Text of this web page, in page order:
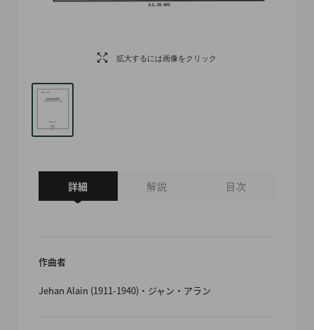
拡大するには画像をクリック
詳細 解説 目次
作曲者
Jehan Alain (1911-1940)・ジャン・アラン